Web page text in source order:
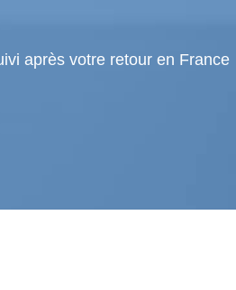
après votre retour en France